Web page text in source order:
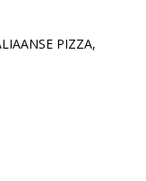
PIZZA,